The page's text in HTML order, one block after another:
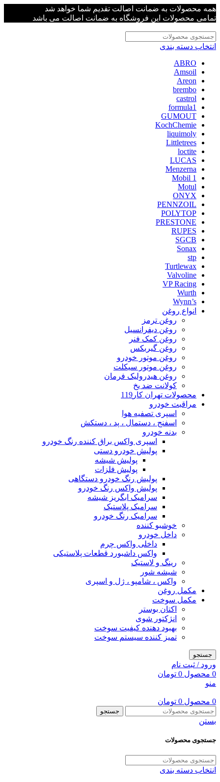
همه محصولات به ضمانت اصالت تقدیم شما خواهد شد
تمامی محصولات این فروشگاه به ضمانت اصالت می باشد
انتخاب دسته بندی
ABRO
Amsoil
Areon
brembo
castrol
formula1
GUMOUT
KochChemie
liquimoly
Littletrees
loctite
LUCAS
Menzerna
Mobil 1
Motul
ONYX
PENNZOIL
POLYTOP
PRESTONE
RUPES
SGCB
Sonax
stp
Turtlewax
Valvoline
VP Racing
Wurth
Wynn’s
انواع روغن
روغن ترمز
روغن دیفرانسیل
روغن کمک فنر
روغن گیربکس
روغن موتور خودرو
روغن موتور سیکلت
روغن هیدرولیک فرمان
کولانت ضد یخ
محصولات تهران کار119
مراقبت خودرو
اسپری تصفیه هوا
اسفنج ، دستمال ، پد ، دستکش
بدنه خودرو
اسپری واکس براق کننده رنگ خودرو
پولیش خودرو دستی
پولیش شیشه
پولیش فلزات
پولیش رنگ خودرو دستگاهی
پولیش واکس رنگ خودرو
سرامیک ابگریز شیشه
سرامیک پلاستیک
سرامیک رنگ خودرو
خوشبو کننده
داخل خودرو
داخلی واکس چرم
واکس داشبورد قطعات پلاستیکی
رینگ و لاستیک
شیشه شور
واکس ، شامپو ، ژل و اسپری
مکمل روغن
مکمل سوخت
اکتان بوستر
انژکتور شوی
بهبود دهنده کیفیت سوخت
تمیز کننده سیستم سوخت
جستجو
ورود / ثبت نام
0 محصول 0 تومان
منو
0 محصول 0 تومان
جستجو
بستن
جستجوی محصولات
انتخاب دسته بندی